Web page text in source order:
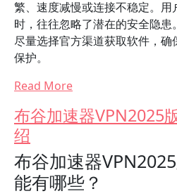
繁、速度减慢或连接不稳定。
时，往往忽略了潜在的安全隐患
尽量选择官方渠道获取软件，
保护。
Read More
布谷加速器VPN2025
绍
布谷加速器
能有哪些？